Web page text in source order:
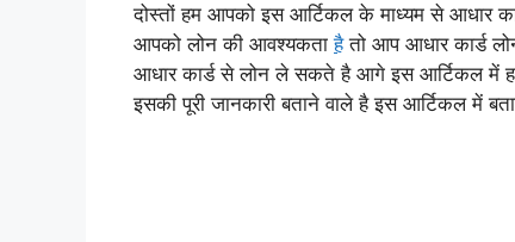
दोस्तों हम आपको इस आर्टिकल के माध्यम से आधार
आपको लोन की आवश्यकताहैतो आप आधार कार्ड
आधार कार्ड से लोन ले सकते है आगे इस आर्टिकल में
इसकी पूरी जानकारी बताने वाले है इस आर्टिकल में